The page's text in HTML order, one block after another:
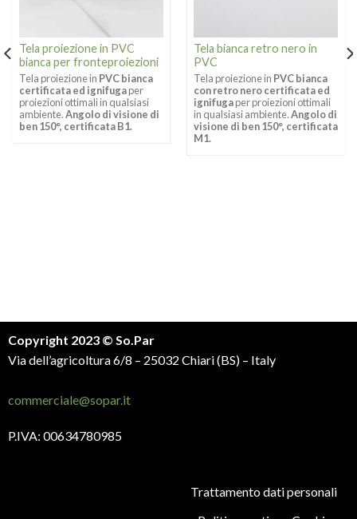
Tela proiezione in PVC
bianca per fronteproiezioni
Tela proiezione in PVC bianca
certificata ed ignifugaper
proiezioni ottimali in qualsiasi
ambiente.Angolo di visione di
ben 150°, certificata B1.
Tela bianca retro nero in
PVC
Tela proiezione in PVC bianca
con retro nero certificata ed
ignifugaper proiezioni ottimali
in qualsiasi ambiente.Angolo di
visione di ben 150°, certificata
M1.
Copyright 2023 © So.Par
Via dell’agricoltura 6/8 – 25032 Chiari (BS) – Italy
commerciale@sopar.it
P.IVA: 00634780985
Trattamento dati personali